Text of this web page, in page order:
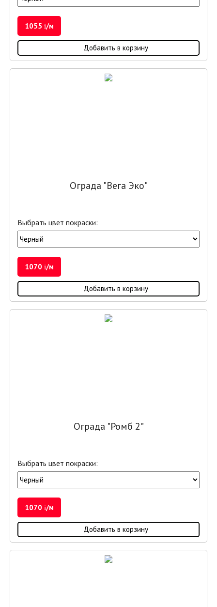
1055 i/м
Добавить в корзину
Ограда "Вега Эко"
Выбрать цвет покраски:
1070 i/м
Добавить в корзину
Ограда "Ромб 2"
Выбрать цвет покраски:
1070 i/м
Добавить в корзину